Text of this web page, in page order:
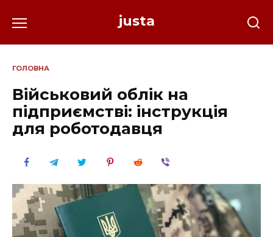
до
justa
ГОЛОВНА
Військовий облік на
підприємстві: інструкція
для роботодавця